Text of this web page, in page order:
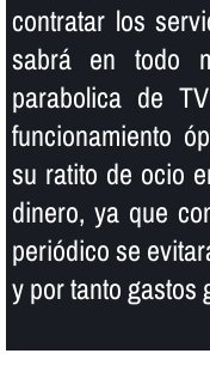
contratar los
sabrá en todo
parabolica de
funcionamiento
su ratito de ocio
dinero, ya que
periódico se
y por tanto gastos